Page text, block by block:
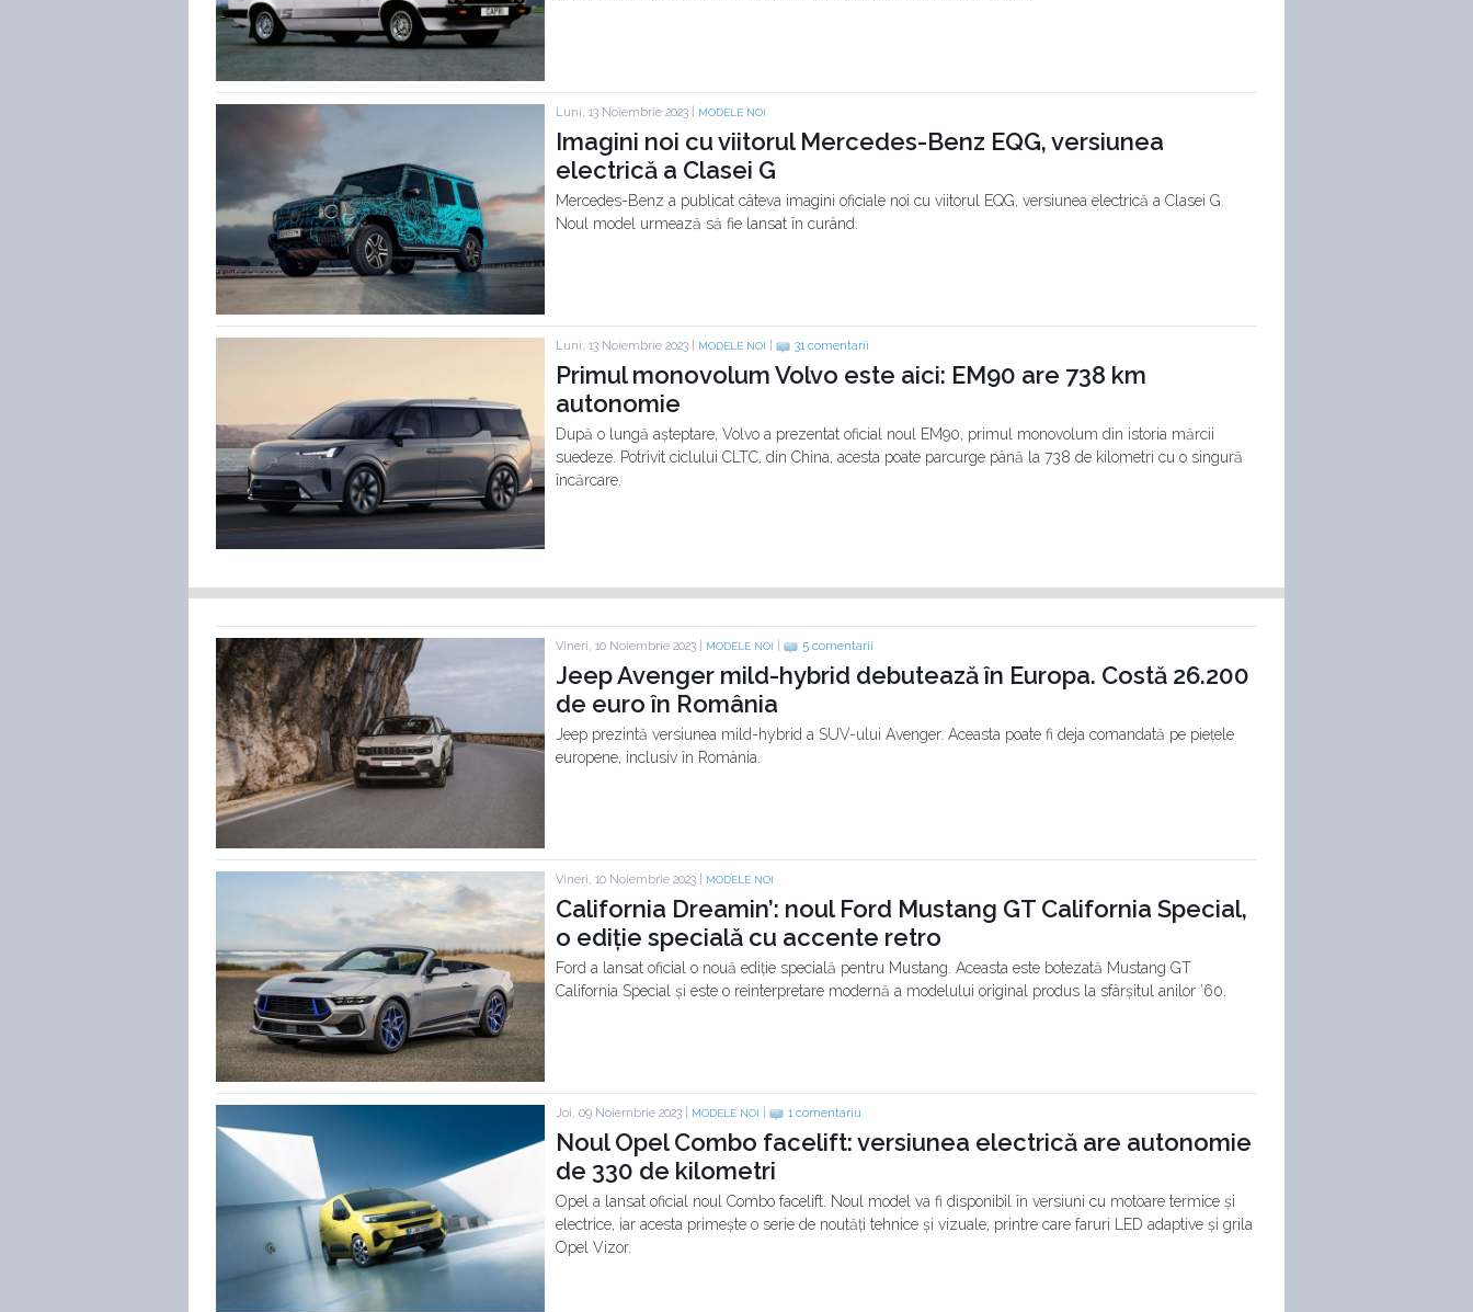
Luni, 13 Noiembrie 2023 | MODELE NOI
Imagini noi cu viitorul Mercedes-Benz EQG, versiunea
electrică a Clasei G
Mercedes-Benz a publicat câteva imagini oficiale noi cu viitorul EQG, versiunea electrică a Clasei G.
Noul model urmează să fie lansat în curând.
Luni, 13 Noiembrie 2023 | MODELE NOI 31 comentarii
Primul monovolum Volvo este aici: EM90 are 738 km
autonomie
După o lungă așteptare, Volvo a prezentat oficial noul EM90, primul monovolum din istoria mărcii
suedeze. Potrivit ciclului CLTC, din China, acesta poate parcurge până la 738 de kilometri cu o singură
încărcare.
Vineri, 10 Noiembrie 2023 | MODELE NOI 5 comentarii
Jeep Avenger mild-hybrid debutează în Europa. Costă 26.200
de euro în România
Jeep prezintă versiunea mild-hybrid a SUV-ului Avenger. Aceasta poate fi deja comandată pe piețele
europene, inclusiv în România.
Vineri, 10 Noiembrie 2023 | MODELE NOI
California Dreamin’: noul Ford Mustang GT California Special,
o ediție specială cu accente retro
Ford a lansat oficial o nouă ediție specială pentru Mustang. Aceasta este botezată Mustang GT
California Special și este o reinterpretare modernă a modelului original produs la sfârșitul anilor ’60.
Joi, 09 Noiembrie 2023 | MODELE NOI 1 comentariu
Noul Opel Combo facelift: versiunea electrică are autonomie
de 330 de kilometri
Opel a lansat oficial noul Combo facelift. Noul model va fi disponibil în versiuni cu motoare termice și
electrice, iar acesta primește o serie de noutăți tehnice și vizuale, printre care faruri LED adaptive și grila
Opel Vizor.